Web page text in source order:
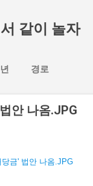
같이 놀자
경로
안 나옴.JPG